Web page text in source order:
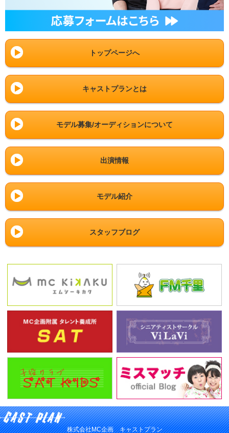
トップページへ
キャストプランとは
モデル募集/オーディションについて
出演情報
モデル紹介
スタッフブログ
株式会社MC企画 キャストプラン